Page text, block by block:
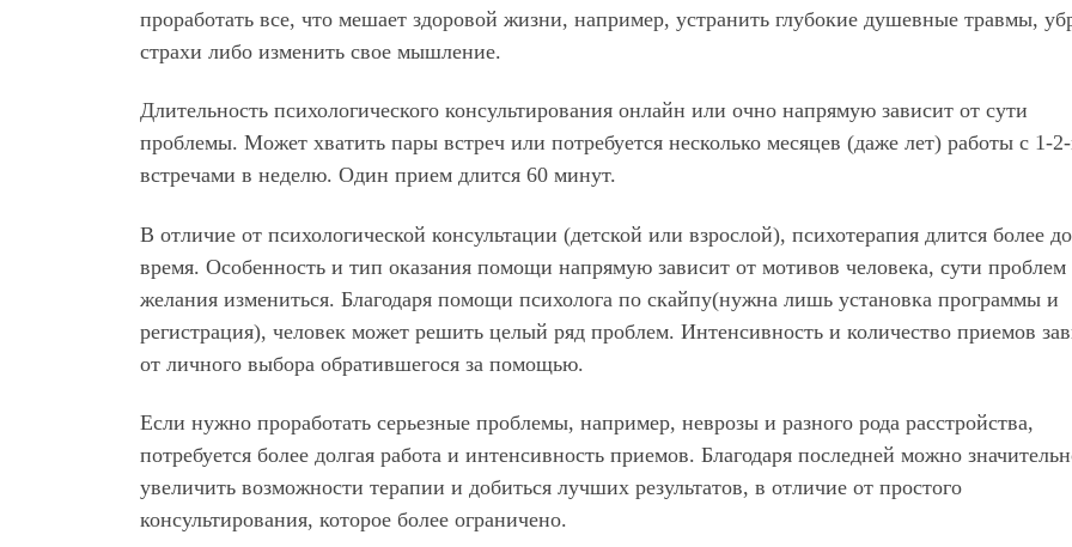
проработать все, что мешает здоровой жизни, например, устранить глубокие душевные травмы,
страхи либо изменить свое мышление.
Длительность психологического консультирования онлайн или очно напрямую зависит от сути
проблемы. Может хватить пары встреч или потребуется несколько месяцев (даже лет) работы с 1-
встречами в неделю. Один прием длится 60 минут.
В отличие от психологической консультации (детской или взрослой), психотерапия длится более
время. Особенность и тип оказания помощи напрямую зависит от мотивов человека, сути проблем
желания измениться. Благодаря помощи психолога по скайпу(нужна лишь установка программы и
регистрация), человек может решить целый ряд проблем. Интенсивность и количество приемов
от личного выбора обратившегося за помощью.
Если нужно проработать серьезные проблемы, например, неврозы и разного рода расстройства,
потребуется более долгая работа и интенсивность приемов. Благодаря последней можно
увеличить возможности терапии и добиться лучших результатов, в отличие от простого
консультирования, которое более ограничено.